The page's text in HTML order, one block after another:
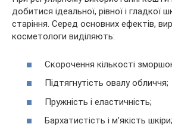
добитися ідеальної, рівної і гладкої
старіння. Серед основних ефектів,
косметологи виділяють:
Скорочення кількості
Підтягнутість овалу обличчя;
Пружність і еластичність;
Бархатистість і м’якість шкіри;